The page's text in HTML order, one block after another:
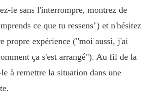
le sans l'interrompre, montrez de
ce que tu ressens") et n'hésitez
propre expérience ("moi aussi, j'ai
ça s'est arrangé"). Au fil de la
à remettre la situation dans une